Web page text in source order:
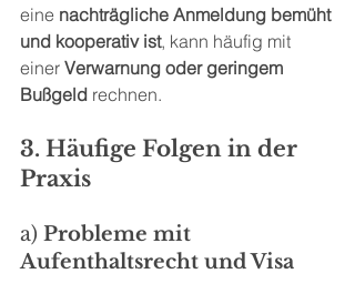
eine nachträgliche Anmeldung bemüht
und kooperativ ist, kann häufig mit
einer Verwarnung oder geringem
Bußgeld rechnen.
3. Häufige Folgen in der
Praxis
a) Probleme mit
Aufenthaltsrecht und Visa